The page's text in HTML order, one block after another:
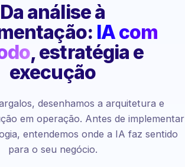
Da análise à
IA com
, estratégia e
execução
desenhamos a arquitetura e
em operação. Antes de implementar
entendemos onde a IA faz sentido
para o seu negócio.